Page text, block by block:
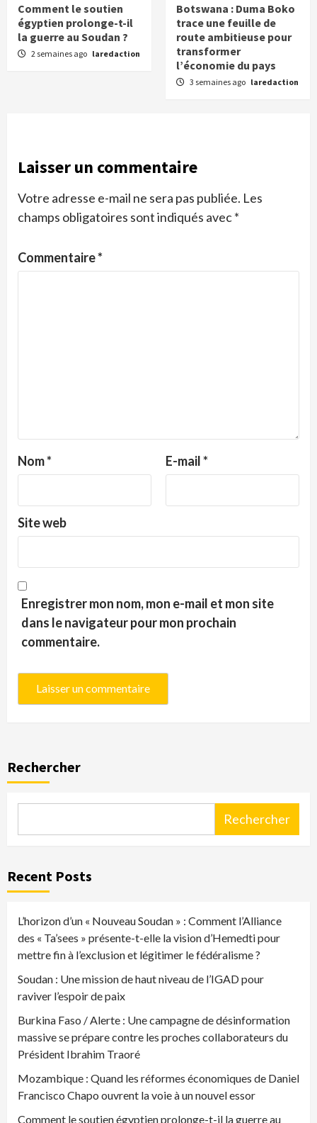
Comment le soutien
égyptien prolonge-t-il
la guerre au Soudan ?
2 semaines ago laredaction
Botswana : Duma Boko
trace une feuille de
route ambitieuse pour
transformer
l’économie du pays
3 semaines ago laredaction
Laisser un commentaire
Votre adresse e-mail ne sera pas publiée. Les
champs obligatoires sont indiqués avec*
Commentaire*
Nom* E-mail*
Site web
Enregistrer mon nom, mon e-mail et mon site
dans le navigateur pour mon prochain
commentaire.
Rechercher
Rechercher
Recent Posts
L’horizon d’un « Nouveau Soudan » : Comment l’Alliance
des « Ta’sees » présente-t-elle la vision d’Hemedti pour
mettre fin à l’exclusion et légitimer le fédéralisme ?
Soudan : Une mission de haut niveau de l’IGAD pour
raviver l’espoir de paix
Burkina Faso / Alerte : Une campagne de désinformation
massive se prépare contre les proches collaborateurs du
Président Ibrahim Traoré
Mozambique : Quand les réformes économiques de Daniel
Francisco Chapo ouvrent la voie à un nouvel essor
Comment le soutien égyptien prolonge-t-il la guerre au